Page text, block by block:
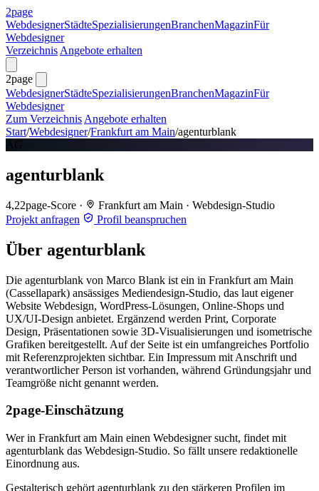
2page
WebdesignerStädteSpezialisierungenBranchenMagazinFür
Webdesigner
Verzeichnis Angebote erhalten
2page
WebdesignerStädteSpezialisierungenBranchenMagazinFür
Webdesigner
Zum Verzeichnis Angebote erhalten
Start/Webdesigner/Frankfurt am Main/agenturblank
AG
agenturblank
4,22page-Score · Frankfurt am Main · Webdesign-Studio
Projekt anfragen
Profil beanspruchen
Über agenturblank
Die agenturblank von Marco Blank ist ein in Frankfurt am Main
(Cassellapark) ansässiges Mediendesign-Studio, das laut eigener
Website Webdesign, WordPress-Lösungen, Online-Shops und
UX/UI-Design anbietet. Ergänzend werden Print, Corporate
Design, Präsentationen sowie 3D-Visualisierungen und isometrische
Grafiken bereitgestellt. Auf der Seite ist ein umfangreiches Portfolio
mit Referenzprojekten sichtbar. Ein Impressum mit Anschrift und
verantwortlicher Person ist vorhanden, während Gründungsjahr und
Teamgröße nicht genannt werden.
2page-Einschätzung
Wer in Frankfurt am Main einen Webdesigner sucht, findet mit
agenturblank das Webdesign-Studio. So fällt unsere redaktionelle
Einordnung aus.
Gestalterisch gehört agenturblank zu den stärkeren Profilen im